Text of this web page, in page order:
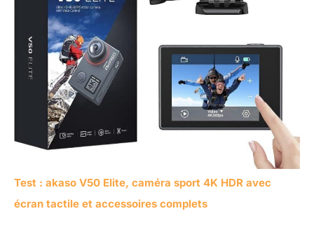
Test : akaso V50 Elite, caméra sport 4K HDR avec
écran tactile et accessoires complets